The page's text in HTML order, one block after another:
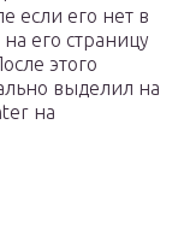
если его нет в
его страницу
этого
выделил на
на